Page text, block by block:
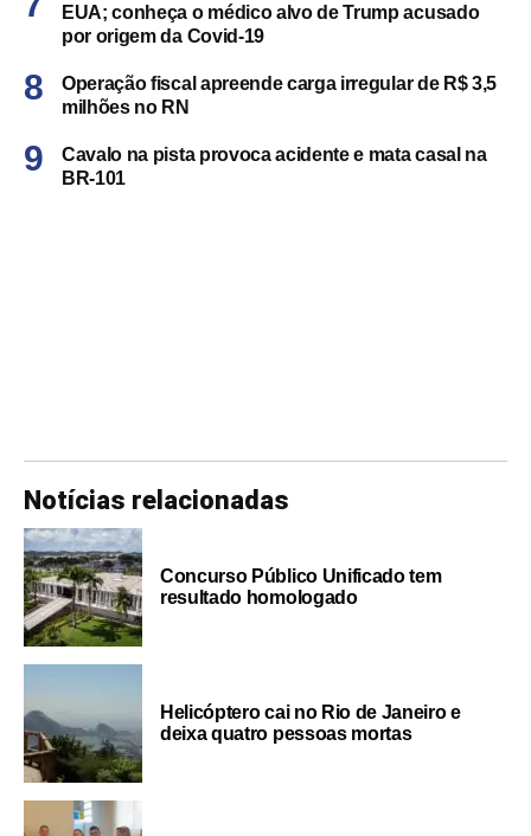
EUA; conheça o médico alvo de Trump acusado
por origem da Covid-19
Operação fiscal apreende carga irregular de R$ 3,5
milhões no RN
Cavalo na pista provoca acidente e mata casal na
BR-101
Notícias relacionadas
Concurso Público Unificado tem
resultado homologado
Helicóptero cai no Rio de Janeiro e
deixa quatro pessoas mortas